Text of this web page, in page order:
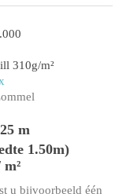
310g/m²
m
1.50m)
u bijvoorbeeld één